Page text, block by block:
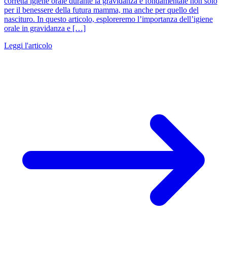
per il benessere della futura mamma, ma anche per quello del
nascituro. In questo articolo, esploreremo l’importanza dell’igiene
orale in gravidanza e […]
Leggi l'articolo